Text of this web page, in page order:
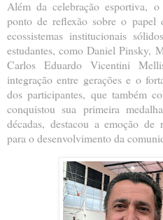
Além da celebração esportiva,
ponto de reflexão sobre o papel
ecossistemas institucionais
estudantes, como Daniel Pinsky,
Carlos Eduardo Vicentini
integração entre gerações e o
dos participantes, que também
conquistou sua primeira
décadas, destacou a emoção
para o desenvolvimento da